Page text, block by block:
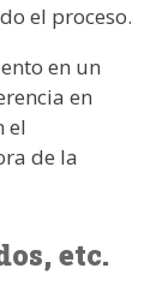
el proceso.
en un
en
el
de la
etc.